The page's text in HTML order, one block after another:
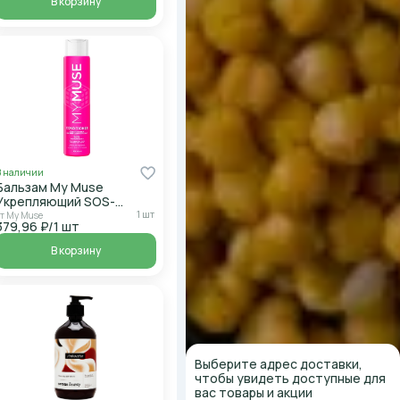
наличии
My Muse
SOS-
400мл
My Muse 1 шт
₽/1 шт
В корзину
Выберите адрес доставки,
чтобы увидеть доступные для
вас товары и акции